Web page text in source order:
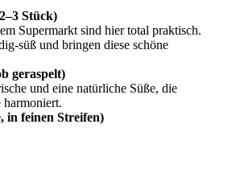
Stück)
Supermarkt sind hier total praktisch.
süß und bringen diese schöne
geraspelt)
und eine natürliche Süße, die
harmoniert.
in feinen Streifen)